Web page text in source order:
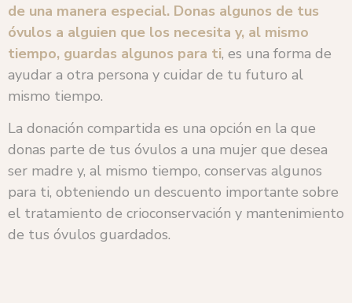
de una manera especial. Donas algunos de tus
óvulos a alguien que los necesita y, al mismo
tiempo, guardas algunos para ti, es una forma de
ayudar a otra persona y cuidar de tu futuro al
mismo tiempo.
La donación compartida es una opción en la que
donas parte de tus óvulos a una mujer que desea
ser madre y, al mismo tiempo, conservas algunos
para ti, obteniendo un descuento importante sobre
el tratamiento de crioconservación y mantenimiento
de tus óvulos guardados.